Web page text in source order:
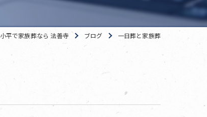
小平で家族葬なら 法善寺 ブログ 一日葬と家族葬